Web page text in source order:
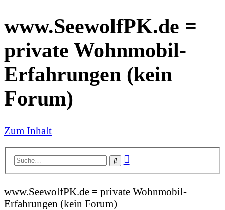
www.SeewolfPK.de =
private Wohnmobil-
Erfahrungen (kein
Forum)
Zum Inhalt
SucheErweiterte
www.SeewolfPK.de = private Wohnmobil-
Erfahrungen (kein Forum)